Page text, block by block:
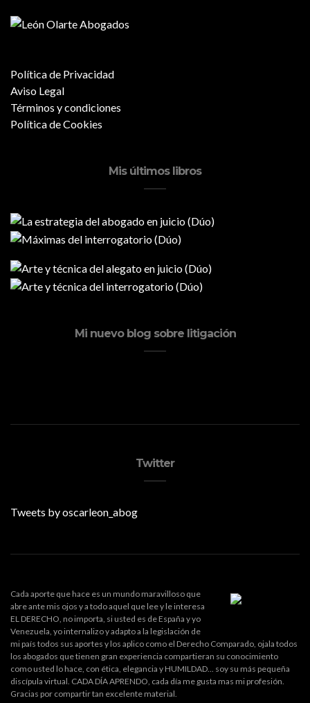
Política de Privacidad
Aviso Legal
Términos y condiciones
Política de Cookies
Mis últimos libros
Mi nuevo blog sobre litigación
Twitter
Tweets by oscarleon_abog
Cada aporte que hace es un mundo maravilloso que
abre ante mis ojos y a todo aquel que lee y le interesa
EL DERECHO, no importa, si usted es de España y yo
Venezuela, yo internalizo y adapto a la legislación de
mi país todos sus aportes y los aplico como el Derecho Comparado, ojala todos
los abogados que tienen gran experiencia compartieran su conocimiento
como usted lo hace, con ética, elegancia y HUMILDAD... soy su más pequeña
discípula virtual. CADA DÍA APRENDO, cada día me gusta mas mi profesión.
Gracias por compartir tan excelente material.